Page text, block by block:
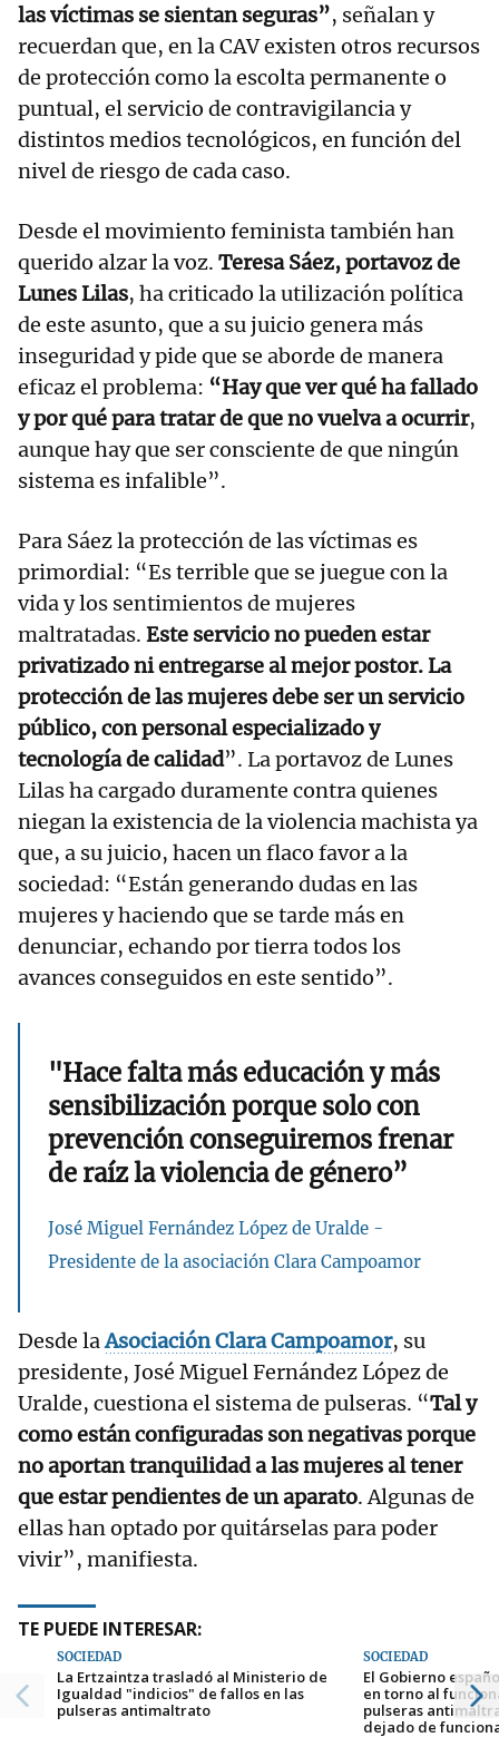
las víctimas se sientan seguras”, señalan y
recuerdan que, en la CAV existen otros recursos
de protección como la escolta permanente o
puntual, el servicio de contravigilancia y
distintos medios tecnológicos, en función del
nivel de riesgo de cada caso.
Desde el movimiento feminista también han
querido alzar la voz. Teresa Sáez, portavoz de
Lunes Lilas, ha criticado la utilización política
de este asunto, que a su juicio genera más
inseguridad y pide que se aborde de manera
eficaz el problema: “Hay que ver qué ha fallado
y por qué para tratar de que no vuelva a ocurrir,
aunque hay que ser consciente de que ningún
sistema es infalible”.
Para Sáez la protección de las víctimas es
primordial: “Es terrible que se juegue con la
vida y los sentimientos de mujeres
maltratadas. Este servicio no pueden estar
privatizado ni entregarse al mejor postor. La
protección de las mujeres debe ser un servicio
público, con personal especializado y
tecnología de calidad”. La portavoz de Lunes
Lilas ha cargado duramente contra quienes
niegan la existencia de la violencia machista ya
que, a su juicio, hacen un flaco favor a la
sociedad: “Están generando dudas en las
mujeres y haciendo que se tarde más en
denunciar, echando por tierra todos los
avances conseguidos en este sentido”.
"Hace falta más educación y más
sensibilización porque solo con
prevención conseguiremos frenar
de raíz la violencia de género”
José Miguel Fernández López de Uralde -
Presidente de la asociación Clara Campoamor
Desde laAsociación Clara Campoamor, su
presidente, José Miguel Fernández López de
Uralde, cuestiona el sistema de pulseras. “Tal y
como están configuradas son negativas porque
no aportan tranquilidad a las mujeres al tener
que estar pendientes de un aparato. Algunas de
ellas han optado por quitárselas para poder
vivir”, manifiesta.
TE PUEDE INTERESAR:
SOCIEDAD
La Ertzaintza trasladó al Ministerio de
Igualdad "indicios" de fallos en las
pulseras antimaltrato
SOCIEDAD
El Gobierno
en torno al
pulseras
dejado de